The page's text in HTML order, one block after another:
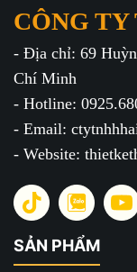
CÔNG
- Địa chỉ: 69
Chí Minh
- Hotline:
- Email:
- Website:
SẢN PHẨM